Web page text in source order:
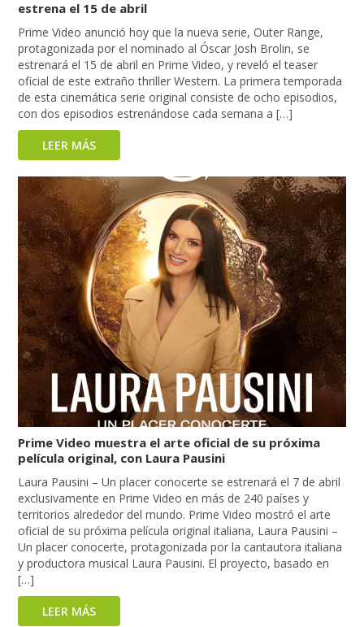
estrena el 15 de abril
Prime Video anunció hoy que la nueva serie, Outer Range,
protagonizada por el nominado al Óscar Josh Brolin, se
estrenará el 15 de abril en Prime Video, y reveló el teaser
oficial de este extraño thriller Western. La primera temporada
de esta cinemática serie original consiste de ocho episodios,
con dos episodios estrenándose cada semana a […]
LEER MÁS
Prime Video muestra el arte oficial de su próxima
película original, con Laura Pausini
Laura Pausini – Un placer conocerte se estrenará el 7 de abril
exclusivamente en Prime Video en más de 240 países y
territorios alrededor del mundo. Prime Video mostró el arte
oficial de su próxima película original italiana, Laura Pausini –
Un placer conocerte, protagonizada por la cantautora italiana
y productora musical Laura Pausini. El proyecto, basado en
[…]
LEER MÁS